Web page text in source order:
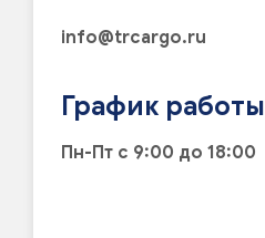
info@trcargo.ru
График работы
Пн-Пт с 9:00 до 18:00